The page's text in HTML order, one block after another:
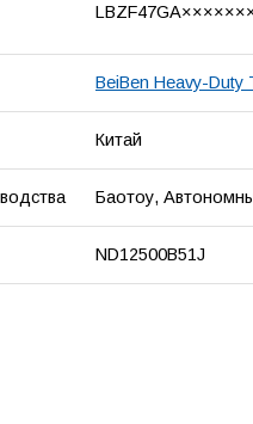
BeiBen Heavy-Duty
Китай
Баотоу,
ND12500B51J